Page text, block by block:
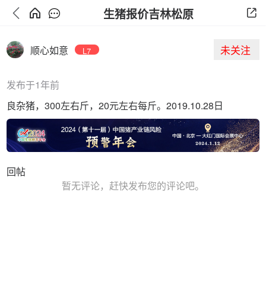
生猪报价吉林松原
顺心如意 L7 未关注
发布于1年前
良杂猪，300左右斤，20元左右每斤。2019.10.28日
回帖
暂无评论，赶快发布您的评论吧。